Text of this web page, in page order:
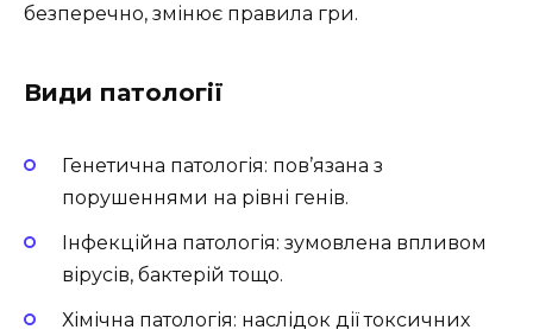
безперечно, змінює правила гри.
Види патології
Генетична патологія: пов’язана з
порушеннями на рівні генів.
Інфекційна патологія: зумовлена впливом
вірусів, бактерій тощо.
Хімічна патологія: наслідок дії токсичних